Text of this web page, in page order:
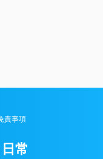
責事項
常